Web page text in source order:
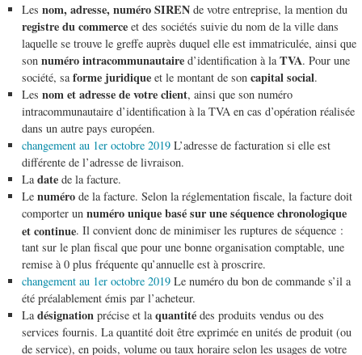
Les nom, adresse, numéro SIRENde votre entreprise, la mention du
registre du commerceet des sociétés suivie du nom de la ville dans
laquelle se trouve le greffe auprès duquel elle est immatriculée, ainsi que
son numéro intracommunautaired’identification à laTVA. Pour une
société, saforme juridiqueet le montant de son capital social.
Les nom et adresse de votre client, ainsi que son numéro
intracommunautaire d’identification à la TVA en cas d’opération réalisée
dans un autre pays européen.
changement au 1er octobre 2019L’adresse de facturation si elle est
différente de l’adresse de livraison.
Ladatede la facture.
Le numérode la facture. Selon la réglementation fiscale, la facture doit
comporter un numéro unique basé sur une séquence chronologique
et continue. Il convient donc de minimiser les ruptures de séquence :
tant sur le plan fiscal que pour une bonne organisation comptable, une
remise à 0 plus fréquente qu’annuelle est à proscrire.
changement au 1er octobre 2019Le numéro du bon de commande s’il a
été préalablement émis par l’acheteur.
Ladésignationprécise et laquantitédes produits vendus ou des
services fournis. La quantité doit être exprimée en unités de produit (ou
de service), en poids, volume ou taux horaire selon les usages de votre